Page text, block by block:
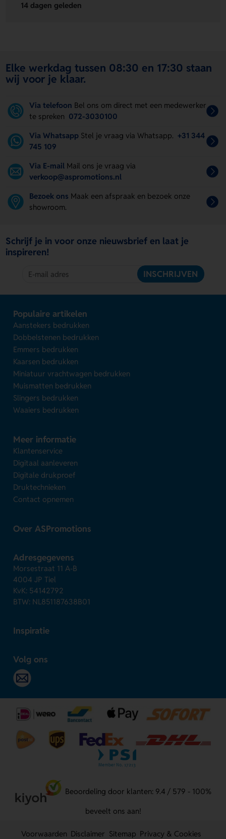
14 dagen geleden
Elke werkdag tussen 08:30 en 17:30 staan
wij voor je klaar.
Via telefoon Bel ons om direct met een medewerker
te spreken 072-3030100
Via Whatsapp Stel je vraag via Whatsapp. +31 344
745 109
Via E-mail Mail ons je vraag via
verkoop@aspromotions.nl
Bezoek ons Maak een afspraak en bezoek onze
showroom.
Schrijf je in voor onze nieuwsbrief en laat je
inspireren!
INSCHRIJVEN
Populaire artikelen
Aanstekers bedrukken
Dobbelstenen bedrukken
Emmers bedrukken
Kaarsen bedrukken
Miniatuur vrachtwagen bedrukken
Muismatten bedrukken
Slingers bedrukken
Waaiers bedrukken
Meer informatie
Klantenservice
Digitaal aanleveren
Digitale drukproef
Druktechnieken
Contact opnemen
Over ASPromotions
Adresgegevens
Morsestraat 11 A-B
4004 JP Tiel
KvK: 54142792
BTW: NL851187638B01
Inspiratie
Volg ons
Beoordeling door klanten: 9.4 / 579 - 100%
beveelt ons aan!
Voorwaarden Disclaimer Sitemap Privacy & Cookies